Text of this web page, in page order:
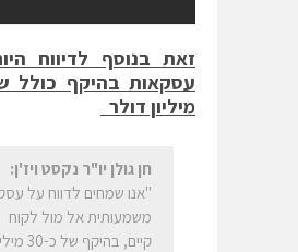
זאת בנוסף לדיווח
מיליון דולר
חן גולן יו"ר נקסט ויז'ן:
"אנו שמחים לדווח על
משמעותית אל מול לקוח
קיים, בהיקף של כ-